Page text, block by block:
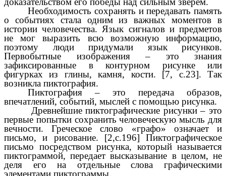
Необходимость сохранять и передавать память
о событиях стала одним из важных моментов в
истории человечества. Язык сигналов и предметов
не мог выразить всю возможную информацию,
поэтому люди придумали язык рисунков.
Первобытные изображения – это знания
зафиксированные в контурном рисунке или
фигурках из глины, камня, кости. [7, с.23]. Так
возникла пиктография.
Пиктография – это передача образов,
впечатлений, событий, мыслей с помощью рисунка.
Древнейшие пиктографические рисунки – это
первые попытки сохранить человеческую мысль для
вечности. Греческое слово «графо» означает и
письмо, и рисование. [2,с.196] Пиктографическое
письмо посредством рисунка, который называется
пиктограммой, передает высказывание в целом, не
деля его на отдельные слова графическими
элементами пиктограммы.